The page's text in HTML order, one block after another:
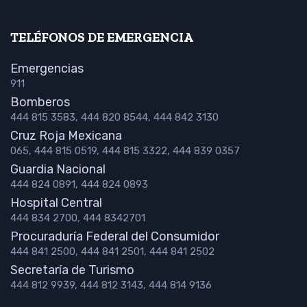
TELÉFONOS DE EMERGENCIA
Emergencias
911
Bomberos
444 815 3583, 444 820 8544, 444 842 3130
Cruz Roja Mexicana
065, 444 815 0519, 444 815 3322, 444 839 0357
Guardia Nacional
444 824 0891, 444 824 0893
Hospital Central
444 834 2700, 444 8342701
Procuraduría Federal del Consumidor
444 841 2500, 444 841 2501, 444 841 2502
Secretaría de Turismo
444 812 9939, 444 812 3143, 444 814 9136